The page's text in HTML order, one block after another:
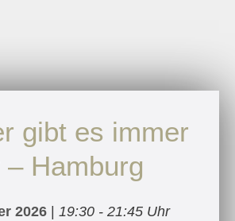
gibt es immer
Hamburg
2026
19:30 - 21:45 Uhr